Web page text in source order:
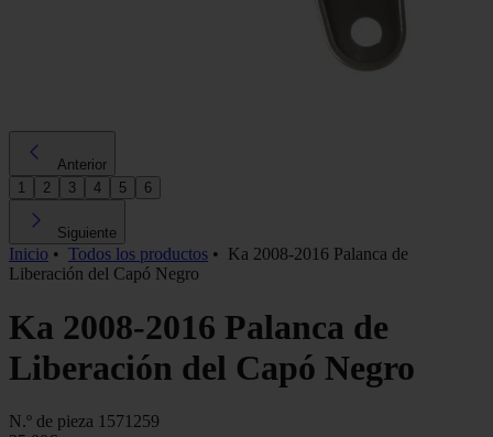
Anterior
1
2 3 4 5 6
Siguiente
Inicio • Todos los productos • Ka 2008-2016 Palanca de
Liberación del Capó Negro
Ka 2008-2016 Palanca de
Liberación del Capó Negro
N.º de pieza 1571259